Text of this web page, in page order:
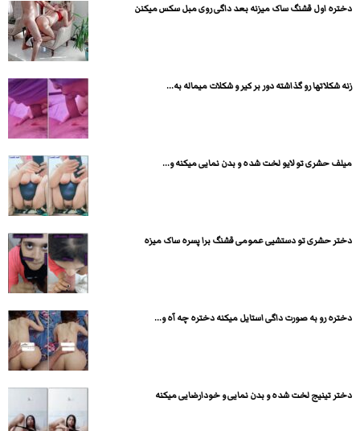
دختره اول قشنگ ساک میزنه بعد داگی روی مبل سکس میکنن
زنه شکلاتها رو گذاشته دور بر کیر و شکلات میماله به...
میلف حشری تو لایو لخت شده و بدن نمایی میکنه و...
دختر حشری تو دستشیی عمومی قشنگ برا پسره ساک میزه
دختره رو به صورت داگی استایل میکنه دختره چه آه و...
دختر تینیج لخت شده و بدن نمایی و خودارضایی میکنه